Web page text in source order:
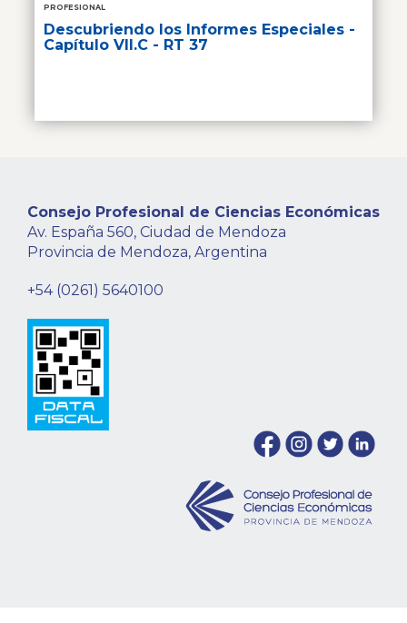
PROFESIONAL
Descubriendo los Informes Especiales -
Capítulo VII.C - RT 37
Consejo Profesional de Ciencias Económicas
Av. España 560, Ciudad de Mendoza
Provincia de Mendoza, Argentina
+54 (0261) 5640100